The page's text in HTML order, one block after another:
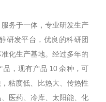
务于一体，专业研发生产
研发平台，优良的科研团
化生产基地。经过多年的
，现有产品 10 余种，可
粘度低、比热大、传热性
医药、冷库、太阳能、化